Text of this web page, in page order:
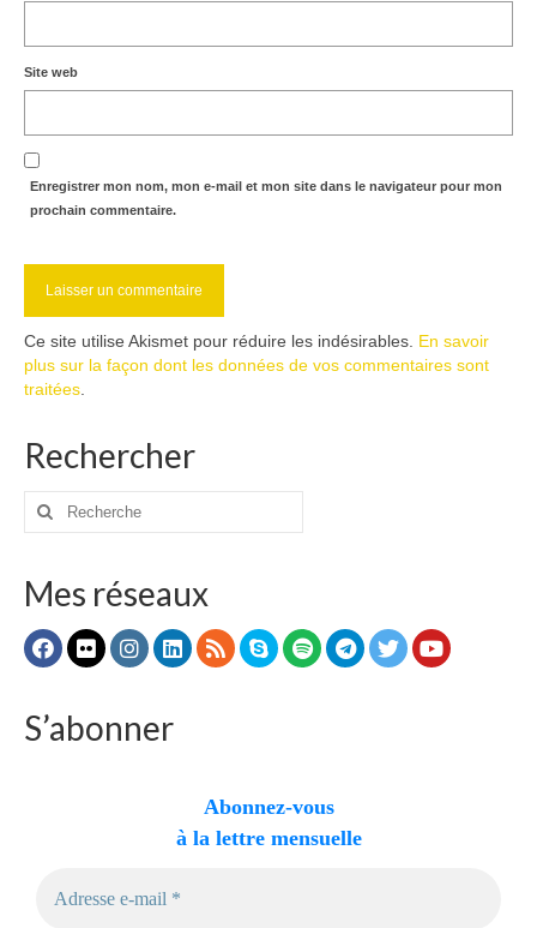
Site web
Enregistrer mon nom, mon e-mail et mon site dans le navigateur pour mon
prochain commentaire.
Ce site utilise Akismet pour réduire les indésirables. En savoir
plus sur la façon dont les données de vos commentaires sont
traitées
Rechercher
Rechercher
Mes réseaux
S’abonner
Abonnez-vous
à la lettre mensuelle